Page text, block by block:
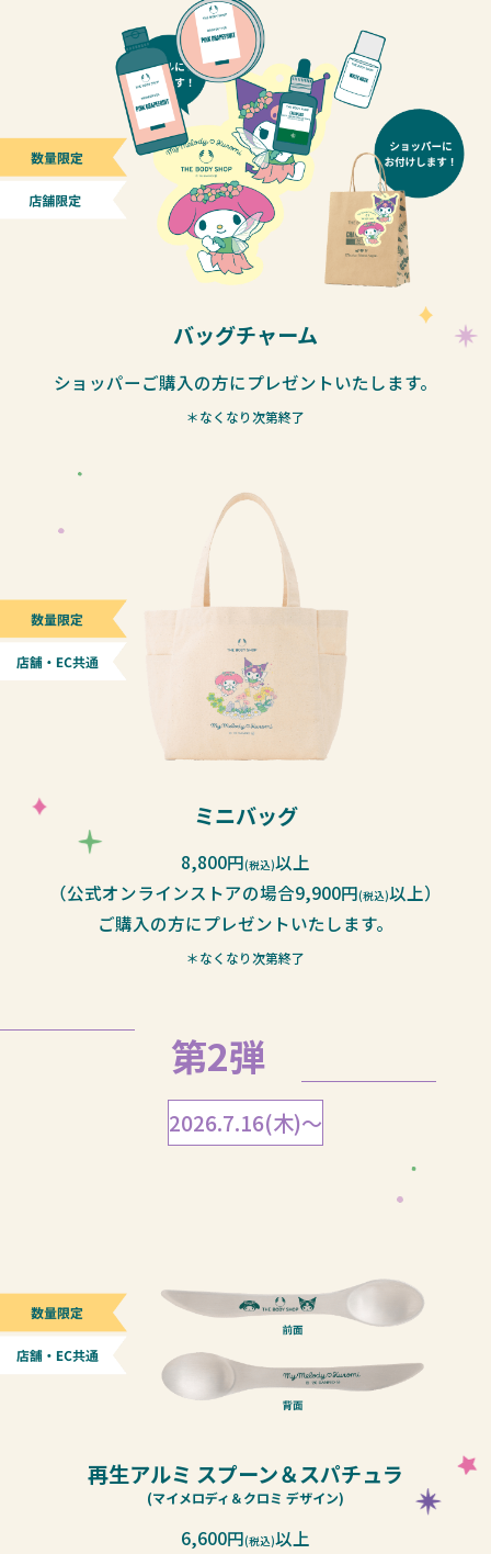
バッグチャーム
ショッパーご購入の方にプレゼントいたします。
＊なくなり次第終了
ミニバッグ
8,800円(税込)以上
（公式オンラインストアの場合9,900円(税込)以上）
ご購入の方にプレゼントいたします。
＊なくなり次第終了
第2弾
2026.7.16(木)〜
再生アルミ スプーン＆スパチュラ
(マイメロディ＆クロミ デザイン)
6,600円(税込)以上